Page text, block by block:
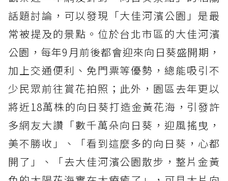
話題討論，可以發現「大佳河濱公園」是最
常被提及的景點。位於台北市區的大佳河濱
公園，每年9月前後都會迎來向日葵盛開期，
加上交通便利、免門票等優勢，總能吸引不
少民眾前往賞花拍照；此外，園區去年更以
將近18萬株的向日葵打造金黃花海，引發許
多網友大讚「數千萬朵向日葵，迎風搖曳，
美不勝收」、「看到這麼多的向日葵，心都
開了」、「去大佳河濱公園散步，整片金黃